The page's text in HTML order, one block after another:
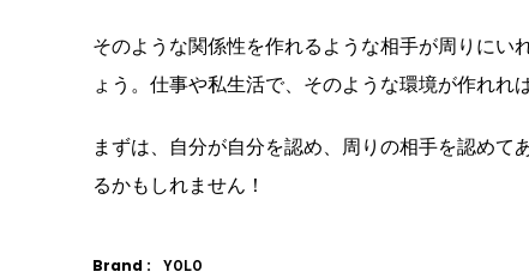
そのような関係性を作れるような相手が周りにい
ょう。仕事や私生活で、そのような環境が作れれ
まずは、自分が自分を認め、周りの相手を認め
るかもしれません！
Brand : YOLO